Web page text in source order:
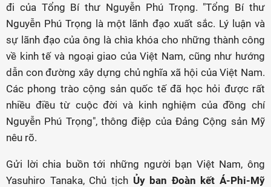
đi của Tổng Bí thư Nguyễn Phú Trọng. "Tổng Bí thư
Nguyễn Phú Trọng là một lãnh đạo xuất sắc. Lý luận và
sự lãnh đạo của ông là chìa khóa cho những thành công
về kinh tế và ngoại giao của Việt Nam, cũng như hướng
dẫn con đường xây dựng chủ nghĩa xã hội của Việt Nam.
Các phong trào cộng sản quốc tế đã học hỏi được rất
nhiều điều từ cuộc đời và kinh nghiệm của đồng chí
Nguyễn Phú Trọng", thông điệp của Đảng Cộng sản Mỹ
nêu rõ.
Gửi lời chia buồn tới những người bạn Việt Nam, ông
Yasuhiro Tanaka, Chủ tịchỦy ban Đoàn kết Á-Phi-Mỹ